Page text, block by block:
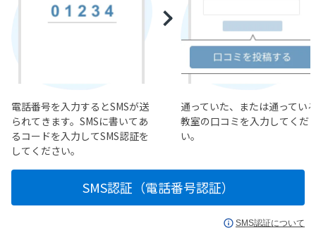
電話番号を入力するとSMSが送
られてきます。SMSに書いてあ
るコードを入力してSMS認証を
してください。
通っていた、または通ってい
教室の口コミを入力してくだ
い。
SMS認証（電話番号認証）
SMS認証について